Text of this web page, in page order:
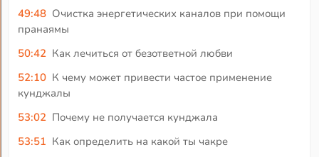
49:48 Очистка энергетических каналов при помощи
пранаямы
50:42 Как лечиться от безответной любви
52:10 К чему может привести частое применение
кунджалы
53:02 Почему не получается кунджала
53:51 Как определить на какой ты чакре